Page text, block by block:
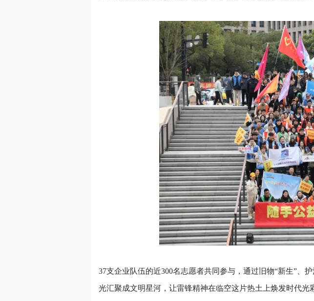
37支企业队伍的近300名志愿者共同参与，通过旧物“新生”、
光汇聚成文明星河，让雷锋精神在临空这片热土上焕发时代光